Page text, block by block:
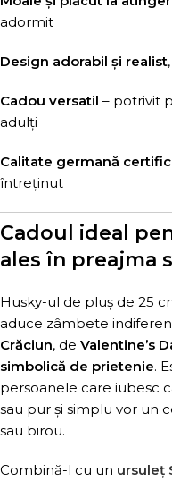
adormit
Design adorabil și realist
Cadou versatil – potrivit
adulți
Calitate germană
întreținut
Cadoul ideal
ales în preajma
Husky-ul de pluș de 25
aduce zâmbete
Crăciun, de Valentine’s
simbolică de prietenie.
persoanele care iubesc
sau pur și simplu vor un
sau birou.
Combină-l cu un ursuleț